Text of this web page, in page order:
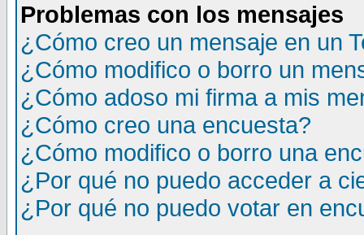
Problemas con los mensajes
¿Cómo creo un mensaje en un
¿Cómo modifico o borro un
¿Cómo adoso mi firma a mis
¿Cómo creo una encuesta?
¿Cómo modifico o borro una
¿Por qué no puedo acceder a
¿Por qué no puedo votar en